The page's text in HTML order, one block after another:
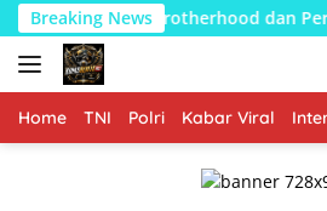
Langsung
ke
konten
Breaking Newsdan Persatuan Bangsa
Home TNI Polri Kabar Viral